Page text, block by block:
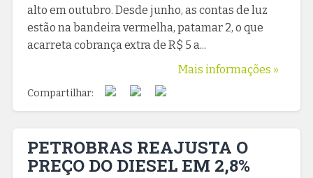
alto em outubro. Desde junho, as contas de luz
estão na bandeira vermelha, patamar 2, o que
acarreta cobrança extra de R$ 5 a...
Mais informações »
Compartilhar:
PETROBRAS REAJUSTA O
PREÇO DO DIESEL EM 2,8%